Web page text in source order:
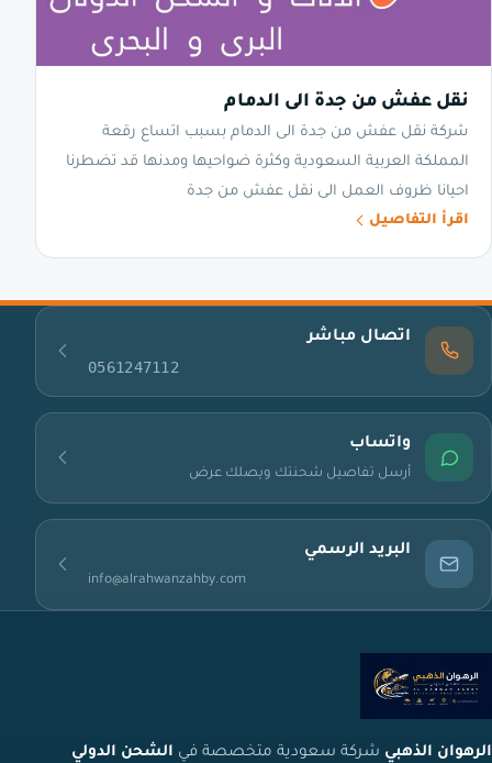
نقل عفش من جدة الى الدمام
شركة نقل عفش من جدة الى الدمام بسبب اتساع رقعة
المملكة العربية السعودية وكثرة ضواحيها ومدنها قد تضطرنا
احيانا ظروف العمل الى نقل عفش من جدة
اقرأ التفاصيل
اتصال مباشر
0561247112
واتساب
أرسل تفاصيل شحنتك ويصلك عرض
البريد الرسمي
info@alrahwanzahby.com
الرهوان الذهبي شركة سعودية متخصصة في الشحن الدولي